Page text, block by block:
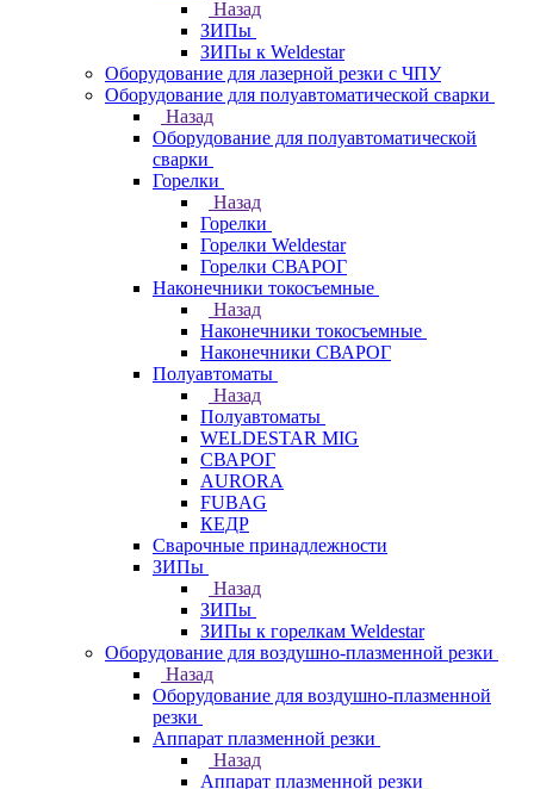
Назад
ЗИПы
ЗИПы к Weldestar
Оборудование для лазерной резки с ЧПУ
Оборудование для полуавтоматической сварки
Назад
Оборудование для полуавтоматической
сварки
Горелки
Назад
Горелки
Горелки Weldestar
Горелки СВАРОГ
Наконечники токосъемные
Назад
Наконечники токосъемные
Наконечники СВАРОГ
Полуавтоматы
Назад
Полуавтоматы
WELDESTAR MIG
СВАРОГ
AURORA
FUBAG
КЕДР
Сварочные принадлежности
ЗИПы
Назад
ЗИПы
ЗИПы к горелкам Weldestar
Оборудование для воздушно-плазменной резки
Назад
Оборудование для воздушно-плазменной
резки
Аппарат плазменной резки
Назад
Аппарат плазменной резки